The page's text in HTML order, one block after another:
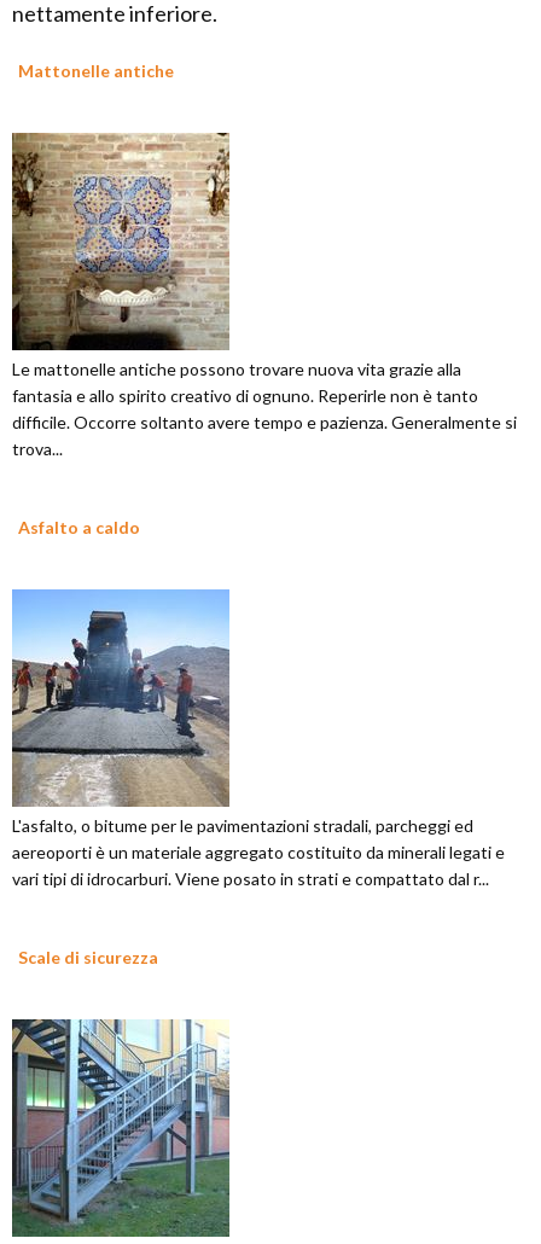
nettamente inferiore.
Mattonelle antiche
Le mattonelle antiche possono trovare nuova vita grazie alla
fantasia e allo spirito creativo di ognuno. Reperirle non è tanto
difficile. Occorre soltanto avere tempo e pazienza. Generalmente si
trova...
Asfalto a caldo
L'asfalto, o bitume per le pavimentazioni stradali, parcheggi ed
aereoporti è un materiale aggregato costituito da minerali legati e
vari tipi di idrocarburi. Viene posato in strati e compattato dal r...
Scale di sicurezza